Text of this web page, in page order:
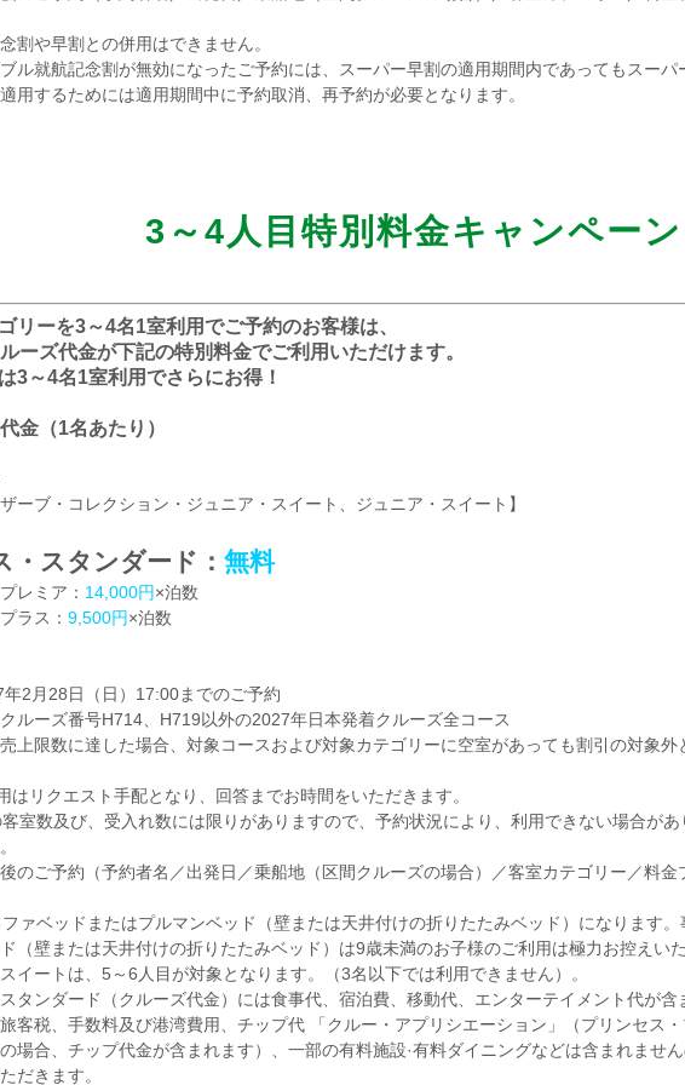
割や早割との併用はできません。
ル就航記念割が無効になったご予約には、スーパー早割の適用期間内であってもスーパ
用するためには適用期間中に予約取消、再予約が必要となります。
3～4人目特別料金キャンペーン
リーを3～4名1室利用でご予約のお客様は、
ーズ代金が下記の特別料金でご利用いただけます。
3～4名1室利用でさらにお得！
金（1名あたり）
ザーブ・コレクション・ジュニア・スイート、ジュニア・スイート】
・スタンダード： 無料
レミア： 14,000円×泊数
ラス： 9,500円×泊数
2月28日（日）17:00までのご予約
ルーズ番号H714、H719以外の2027年日本発着クルーズ全コース
上限数に達した場合、対象コースおよび対象カテゴリーに空室があっても割引の対象外
リクエスト手配となり、回答までお時間をいただきます。
室数及び、受入れ数には限りがありますので、予約状況により、利用できない場合が
のご予約（予約者名／出発日／乗船地（区間クルーズの場合）／客室カテゴリー／料金
ァベッドまたはプルマンベッド（壁または天井付けの折りたたみベッド）になります。
（壁または天井付けの折りたたみベッド）は9歳未満のお子様のご利用は極力お控えい
イートは、5～6人目が対象となります。（3名以下では利用できません）。
タンダード（クルーズ代金）には食事代、宿泊費、移動代、エンターテイメント代が含
客税、手数料及び港湾費用、チップ代 「クルー・アプリシエーション」（プリンセス
場合、チップ代金が含まれます）、一部の有料施設·有料ダイニングなどは含まれません
だきます。